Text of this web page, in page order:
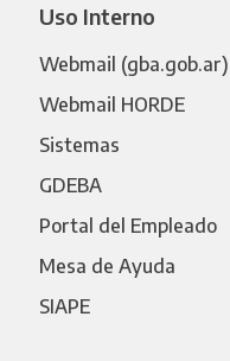
Uso Interno
Webmail (gba.gob.ar)
Webmail HORDE
Sistemas
GDEBA
Portal del Empleado
Mesa de Ayuda
SIAPE